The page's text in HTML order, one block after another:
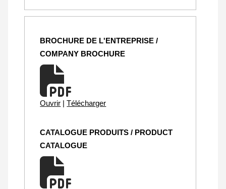
BROCHURE DE L'ENTREPRISE /
COMPANY BROCHURE
Ouvrir | Télécharger
CATALOGUE PRODUITS / PRODUCT
CATALOGUE